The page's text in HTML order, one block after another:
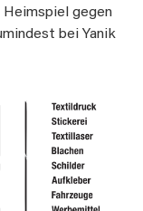
Heimspiel gegen
bei Yanik